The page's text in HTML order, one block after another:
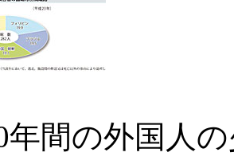
年間の外国人